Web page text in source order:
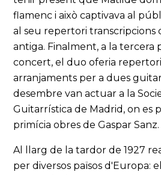
flamenc i això captivava al
al seu repertori transcripcions
antiga. Finalment, a la tercera
concert, el duo oferia
arranjaments per a dues
desembre van actuar a la
Guitarrística de Madrid, on es
primícia obres de Gaspar Sanz.
Al llarg de la tardor de 1927
per diversos països d'Europa: